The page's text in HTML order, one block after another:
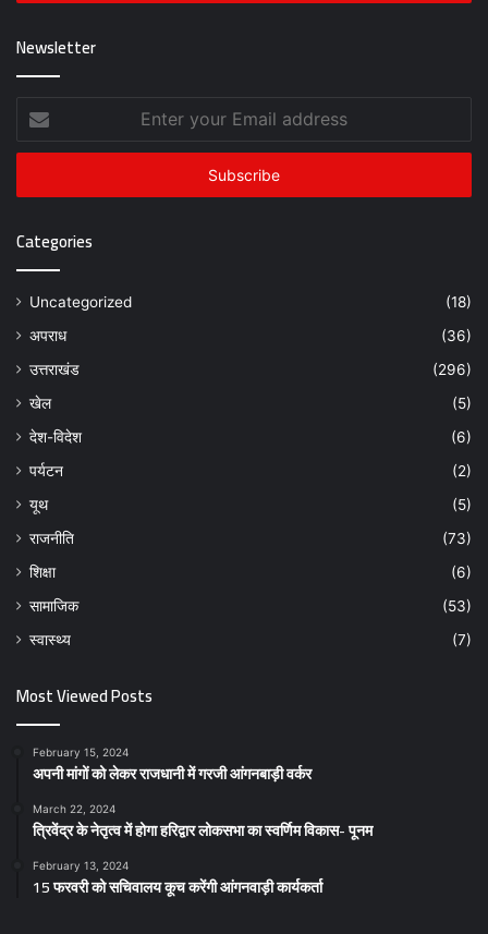
Newsletter
your
Email
Categories
Uncategorized
(18)
अपराध
(36)
उत्तराखंड
(296)
खेल
(5)
देश-विदेश
(6)
पर्यटन
(2)
यूथ
(5)
राजनीति
(73)
शिक्षा
(6)
सामाजिक
(53)
स्वास्थ्य
(7)
Most Viewed Posts
February 15, 2024
अपनी मांगों को लेकर राजधानी में गरजी आंगनबाड़ी वर्कर
March 22, 2024
त्रिवेंद्र के नेतृत्व में होगा हरिद्वार लोकसभा का स्वर्णिम विकास- पूनम
February 13, 2024
15 फरवरी को सचिवालय कूच करेंगी आंगनवाड़ी कार्यकर्ता